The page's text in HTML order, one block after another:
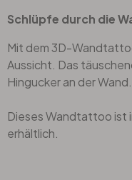
Schlüpfe durch die
Mit dem 3D-
Aussicht. Das
Hingucker an der Wand.
Dieses Wandtattoo ist
erhältlich.